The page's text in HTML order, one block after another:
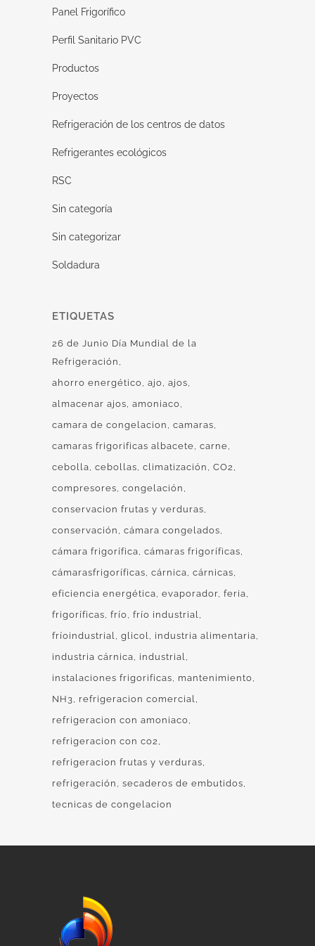
Panel Frigorífico
Perfil Sanitario PVC
Productos
Proyectos
Refrigeración de los centros de datos
Refrigerantes ecológicos
RSC
Sin categoría
Sin categorizar
Soldadura
ETIQUETAS
26 de Junio Día Mundial de la
Refrigeración
ahorro energético ajo ajos
almacenar ajos amoniaco
camara de congelacion
camaras
camaras frigorificas albacete carne
cebolla cebollas climatización
CO2
compresores congelación
conservacion frutas y verduras
conservación
cámara congelados
cámara frigorífica cámaras frigoríficas
cámarasfrigoríficas cárnica cárnicas
eficiencia energética evaporador feria
frigoríficas frío frío industrial
fríoindustrial
glicol
industria alimentaria
industria cárnica
industrial
instalaciones frigorificas
mantenimiento
NH3
refrigeracion comercial
refrigeracion con amoniaco
refrigeracion con co2
refrigeracion frutas y verduras
refrigeración
secaderos de embutidos
tecnicas de congelacion